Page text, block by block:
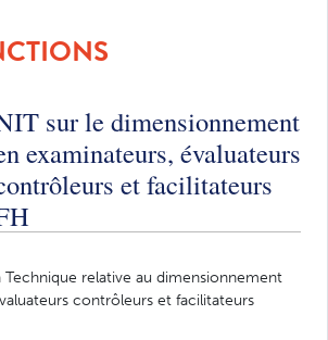
sur le dimensionnement
examinateurs, évaluateurs
et facilitateurs
relative au dimensionnement
contrôleurs et facilitateurs